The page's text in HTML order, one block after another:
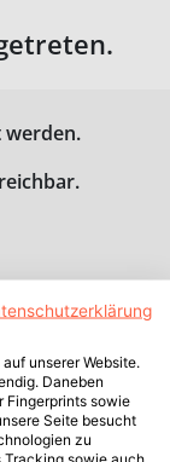
werden.
unserer Website.
Daneben
Fingerprints sowie
Seite besucht
zu
sowie auch